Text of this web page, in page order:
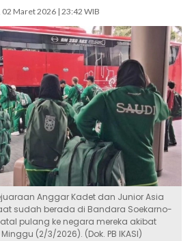
02 Maret 2026 | 23:42 WIB
Anggar Kadet dan Junior Asia
sudah berada di Bandara Soekarno-
pulang ke negara mereka akibat
(2/3/2026). (Dok. PB IKASI)